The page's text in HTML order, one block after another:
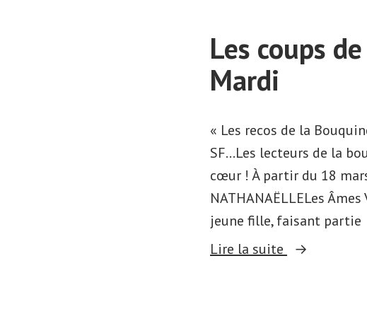
Les coups
Mardi
« Les recos de la
SF…Les lecteurs de la
cœur ! À partir du 18
NATHANAËLLELes
jeune fille, faisant partie
Lire la suite
« Les